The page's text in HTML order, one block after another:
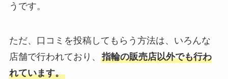
うです。
ただ、口コミを投稿してもらう方法は、いろんな
店舗で行われており、 指輪の販売店以外でも行わ
れています。